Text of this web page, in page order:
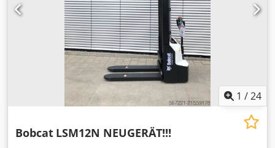
1 /24
Bobcat LSM12N NEUGERÄT!!!